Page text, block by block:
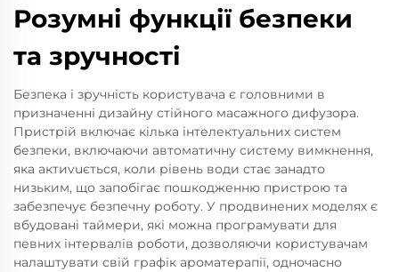
Розумні функції безпеки
та зручності
Безпека і зручність користувача є головними в
призначенні дизайну стійного масажного дифузора.
Пристрій включає кілька інтелектуальних систем
безпеки, включаючи автоматичну систему вимкнення,
яка актиvuється, коли рівень води стає занадто
низьким, що запобігає пошкодженню пристрою та
забезпечує безпечну роботу. У продвинених моделях є
вбудовані таймери, які можна програмувати для
певних інтервалів роботи, дозволяючи користувачам
налаштувати свій графік ароматерапії, одночасно